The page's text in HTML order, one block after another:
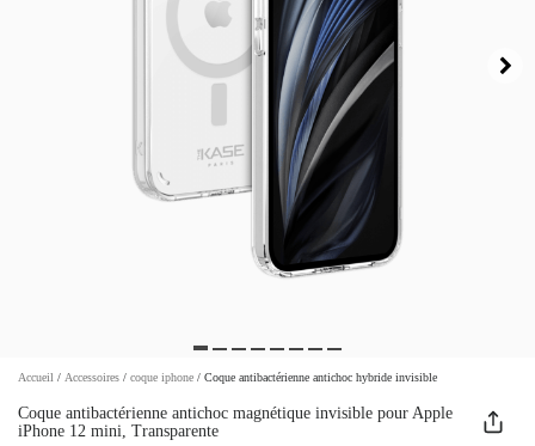
Accueil / Accessoires / coque iphone / Coque antibactérienne antichoc hybride invisible
Coque antibactérienne antichoc magnétique invisible pour Apple
iPhone 12 mini, Transparente